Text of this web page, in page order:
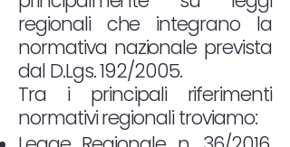
regionali che integrano la
normativa nazionale prevista
dal D.Lgs. 192/2005.
Tra i principali riferimenti
normativi regionali troviamo: